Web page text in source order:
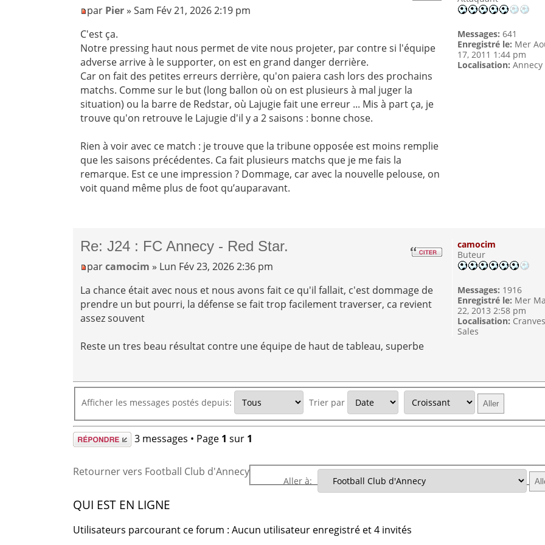
par Pier» Sam Fév 21, 2026 2:19 pm
C'est ça.
Notre pressing haut nous permet de vite nous projeter, par contre si l'équipe
adverse arrive à le supporter, on est en grand danger derrière.
Car on fait des petites erreurs derrière, qu'on paiera cash lors des prochains
matchs. Comme sur le but (long ballon où on est plusieurs à mal juger la
situation) ou la barre de Redstar, où Lajugie fait une erreur ... Mis à part ça, je
trouve qu'on retrouve le Lajugie d'il y a 2 saisons : bonne chose.
Rien à voir avec ce match : je trouve que la tribune opposée est moins remplie
que les saisons précédentes. Ca fait plusieurs matchs que je me fais la
remarque. Est ce une impression ? Dommage, car avec la nouvelle pelouse, on
voit quand même plus de foot qu’auparavant.
Messages: 641
Enregistré le: Mer
17, 2011 1:44 pm
Localisation: Annecy
Re: J24 : FC Annecy - Red Star.
parcamocim » Lun Fév 23, 2026 2:36 pm
La chance était avec nous et nous avons fait ce qu'il fallait, c'est dommage de
prendre un but pourri, la défense se fait trop facilement traverser, ca revient
assez souvent
Reste un tres beau résultat contre une équipe de haut de tableau, superbe
camocim
Buteur
Messages: 1916
Enregistré le: Mer
22, 2013 2:58 pm
Localisation:
Sales
Afficher les messages postés depuis: Trier par
Répondre 3 messages • Page 1 sur 1
Retourner vers Football Club d'Annecy
Aller à:
QUI EST EN LIGNE
Utilisateurs parcourant ce forum : Aucun utilisateur enregistré et 4 invités